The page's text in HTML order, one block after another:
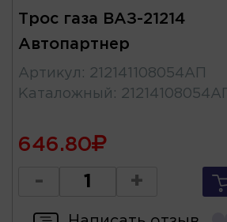
Трос газа ВАЗ-21214
Автопартнер
Артикул : 212141108054АП
Каталожный : 21214108054АП
646.80
- +